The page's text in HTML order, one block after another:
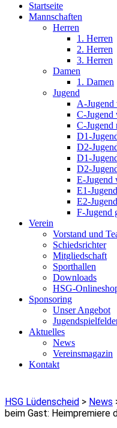
Startseite
Mannschaften
Herren
1. Herren
2. Herren
3. Herren
Damen
1. Damen
Jugend
A-
C-Jugend
C-Jugend
D1-
D2-
D1-
D2-
E-Jugend
E1-
E2-
F-Jugend
Verein
Vorstand und
Schiedsrichter
Mitgliedschaft
Sporthallen
Downloads
HSG-
Sponsoring
Unser Angebot
Aktuelles
News
Vereinsmagazin
Kontakt
HSG Lüdenscheid > News
beim Gast: Heimpremiere